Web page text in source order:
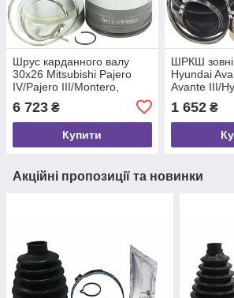
Шрус карданного валу
30x26 Mitsubishi Pajero
IV/Pajero III/Montero,
FEBEST (0411V97WSHA)
6 723 ₴
Купити
ШРКШ
Hyundai
Avante III/
IV,
1 652₴
Акційні пропозиції та новинки